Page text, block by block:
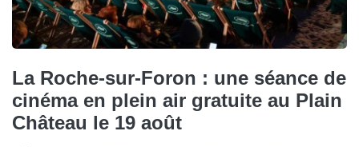
La Roche-sur-Foron : une séance de
cinéma en plein air gratuite au Plain
Château le 19 août